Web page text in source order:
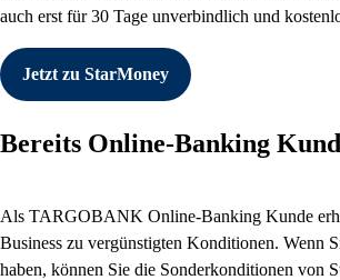
auch erst für 30 Tage unverbindlich und
Jetzt zu StarMoney
Bereits Online-Banking
Als TARGOBANK Online-Banking Kunde
Business zu vergünstigten Konditionen. Wenn
haben, können Sie die Sonderkonditionen von